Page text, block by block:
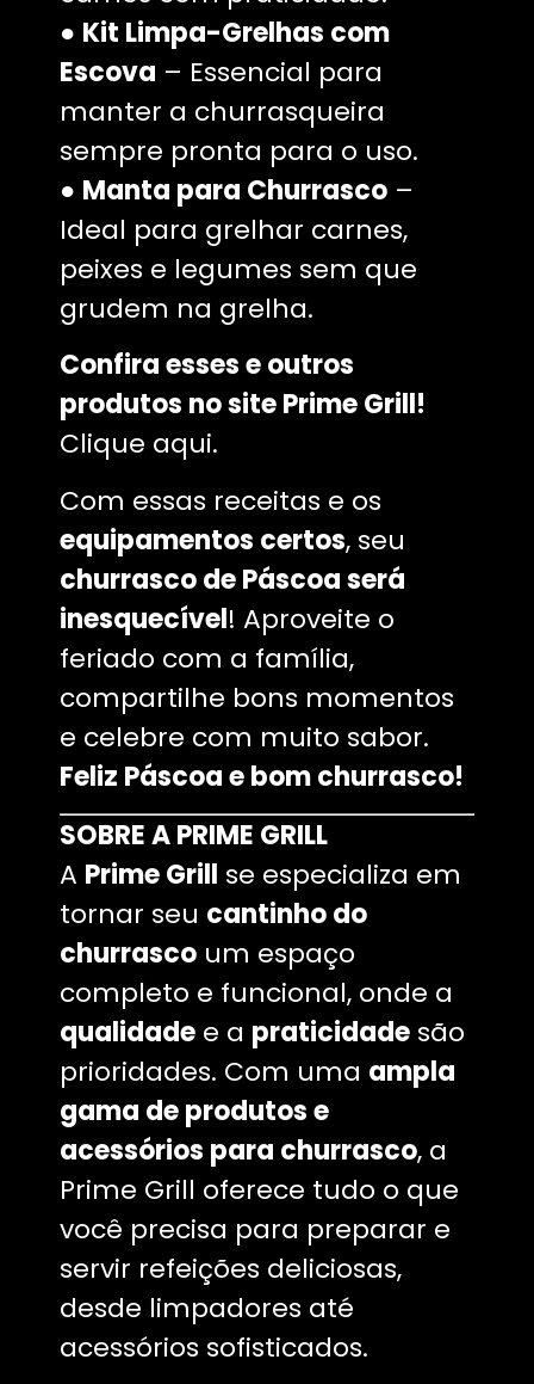
● Kit Limpa-Grelhas com
Escova – Essencial para
manter a churrasqueira
sempre pronta para o uso.
● Manta para Churrasco –
Ideal para grelhar carnes,
peixes e legumes sem que
grudem na grelha.
Confira esses e outros
produtos no site Prime Grill!
Clique aqui.
Com essas receitas e os
equipamentos certos, seu
churrasco de Páscoa será
inesquecível! Aproveite o
feriado com a família,
compartilhe bons momentos
e celebre com muito sabor.
Feliz Páscoa e bom churrasco!
SOBRE A PRIME GRILL
A Prime Grill se especializa em
tornar seu cantinho do
churrasco um espaço
completo e funcional, onde a
qualidade e a praticidade são
prioridades. Com uma ampla
gama de produtos e
acessórios para churrasco, a
Prime Grill oferece tudo o que
você precisa para preparar e
servir refeições deliciosas,
desde limpadores até
acessórios sofisticados.